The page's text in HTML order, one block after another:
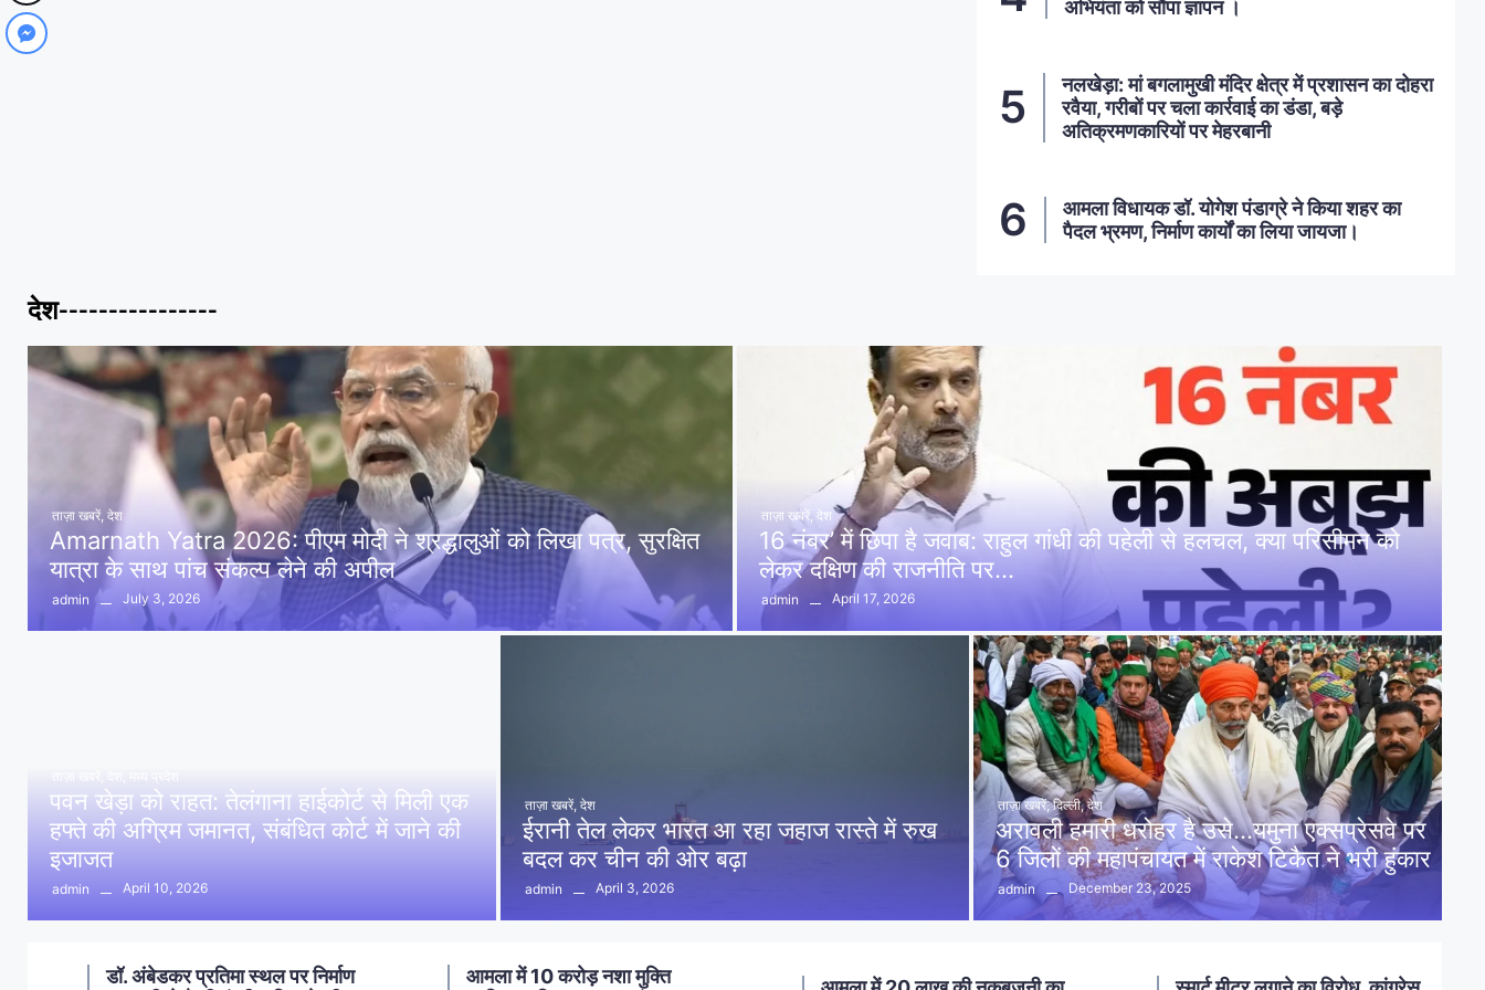
अभियंता को सौंपा ज्ञापन ।
नलखेड़ा: मां बगलामुखी मंदिर क्षेत्र में प्रशासन का दोहरा
रवैया, गरीबों पर चला कार्रवाई का डंडा, बड़े
अतिक्रमणकारियों पर मेहरबानी
आमला विधायक डॉ. योगेश पंडाग्रे ने किया शहर का
पैदल भ्रमण, निर्माण कार्यों का लिया जायजा।
देश----------------
ताज़ा खबरें देश
Amarnath Yatra 2026: पीएम मोदी ने श्रद्धालुओं को लिखा पत्र, सुरक्षित
यात्रा के साथ पांच संकल्प लेने की अपील
admin July 3, 2026
ताज़ा खबरें देश
16 नंबर’ में छिपा है जवाब: राहुल गांधी की पहेली से हलचल, क्या परिसीमन को
लेकर दक्षिण की राजनीति पर…
admin April 17, 2026
पवन खेड़ा को राहत: तेलंगाना हाईकोर्ट से मिली एक
हफ्ते की अग्रिम जमानत, संबंधित कोर्ट में जाने की
इजाजत
admin April 10, 2026
ताज़ा खबरें, देश
ईरानी तेल लेकर भारत आ रहा जहाज रास्ते में रुख
बदल कर चीन की ओर बढ़ा
admin April 3, 2026
ताज़ा खबरें, दिल्ली, देश
अरावली हमारी धरोहर है उसे…यमुना एक्सप्रेसवे पर
6 जिलों की महापंचायत में राकेश टिकैत ने भरी हुंकार
admin December 23, 2025
आमला में 10 करोड़ नशा मुक्ति
नलखेड़ा: मां बगलामुखी मंदिर क्षेत्र में